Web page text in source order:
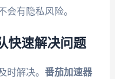
会有隐私风险。
快速解决问题
时解决。 番茄加速器